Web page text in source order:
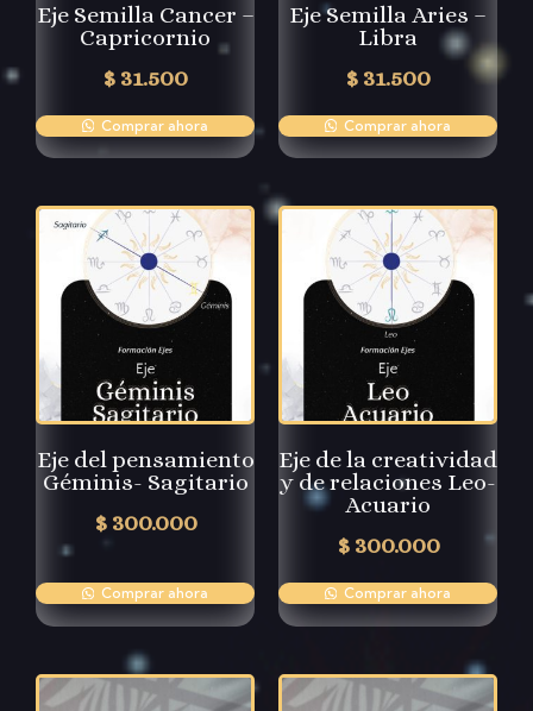
Eje Semilla Cancer –
Capricornio
$ 31.500
Comprar ahora
Eje Semilla Aries –
Libra
$ 31.500
Comprar ahora
Eje del pensamiento
Géminis- Sagitario
$300.000
Comprar ahora
Eje de la creatividad
y de relaciones Leo-
Acuario
$300.000
Comprar ahora